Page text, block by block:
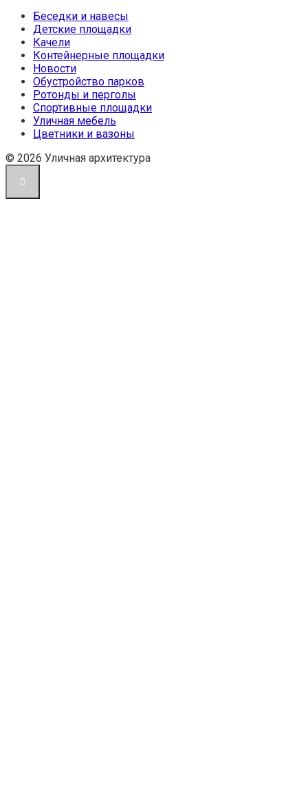
Беседки и навесы
Детские площадки
Качели
Контейнерные площадки
Новости
Обустройство парков
Ротонды и перголы
Спортивные площадки
Уличная мебель
Цветники и вазоны
© 2026 Уличная архитектура